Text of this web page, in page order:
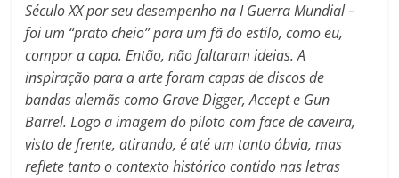
Século XX por seu desempenho na I Guerra Mundial –
foi um “prato cheio” para um fã do estilo, como eu,
compor a capa. Então, não faltaram ideias. A
inspiração para a arte foram capas de discos de
bandas alemãs como Grave Digger, Accept e Gun
Barrel. Logo a imagem do piloto com face de caveira,
visto de frente, atirando, é até um tanto óbvia, mas
reflete tanto o contexto histórico contido nas letras